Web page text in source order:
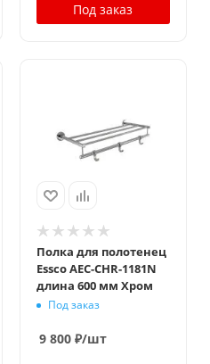
Под заказ
Полка для полотенец
Essco AEC-CHR-1181N
длина 600 мм Хром
Под заказ
9 800₽/шт